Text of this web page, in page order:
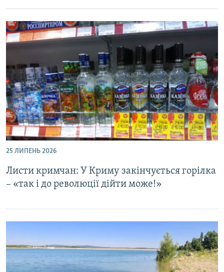
25 ЛИПЕНЬ 2026
Листи кримчан: У Криму закінчується горілка
– «так і до революції дійти може!»